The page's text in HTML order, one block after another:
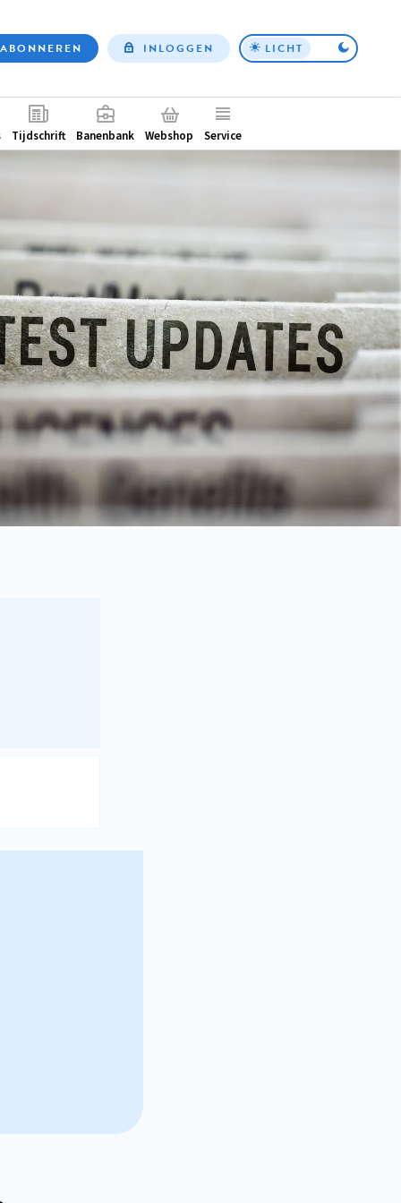
Top
ABONNEREN INLOGGEN LICHT
Tijdschrift Banenbank Webshop Service